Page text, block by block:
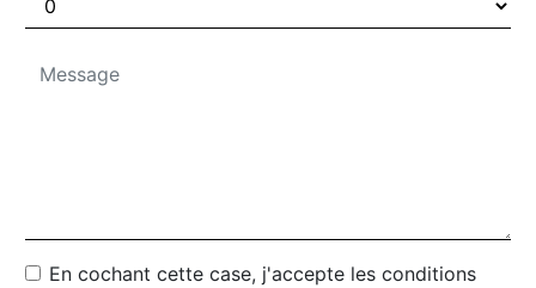
En cochant cette case, j'accepte les conditions